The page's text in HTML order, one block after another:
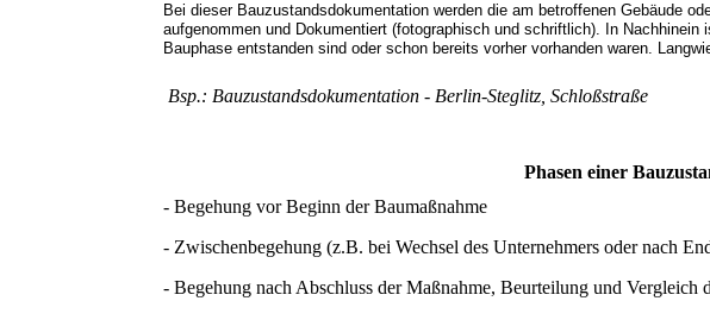
Bei dieser Bauzustandsdokumentation werden die am betroffenen Gebäude
aufgenommen und Dokumentiert (fotographisch und schriftlich). In
Bauphase entstanden sind oder schon bereits vorher vorhanden waren.
Bsp.: Bauzustandsdokumentation - Berlin-Steglitz, Schloßstraße
Phasen einer
- Begehung vor Beginn der Baumaßnahme
- Zwischenbegehung (z.B. bei Wechsel des Unternehmers oder nach
- Begehung nach Abschluss der Maßnahme, Beurteilung und Vergleich